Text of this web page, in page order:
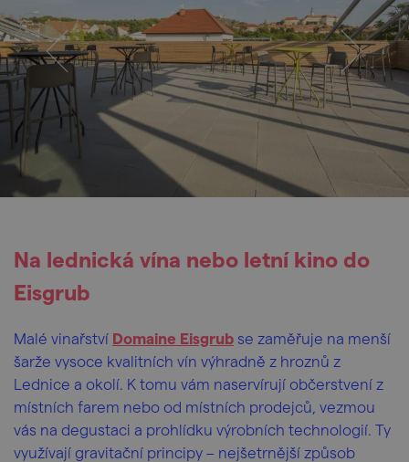
Na lednická vína nebo letní kino do
Eisgrub
Malé vinařství Domaine Eisgrub se zaměřuje na menší
šarže vysoce kvalitních vín výhradně z hroznů z
Lednice a okolí. K tomu vám naservírují občerstvení z
místních farem nebo od místních prodejců, vezmou
vás na degustaci a prohlídku výrobních technologií. Ty
využívají gravitační principy – nejšetrnější způsob